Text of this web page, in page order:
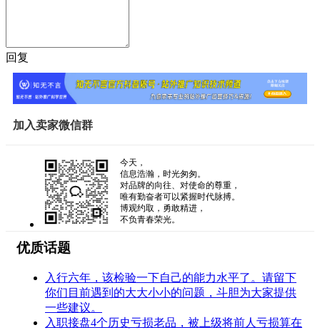
回复
加入卖家微信群
今天，
信息浩瀚，时光匆匆。
对品牌的向往、对使命的尊重，
唯有勤奋者可以紧握时代脉搏。
博观约取，勇敢精进，
不负青春荣光。
优质话题
入行六年，该检验一下自己的能力水平了。请留下
你们目前遇到的大大小小的问题，斗胆为大家提供
一些建议。
入职接盘4个历史亏损老品，被上级将前人亏损算在